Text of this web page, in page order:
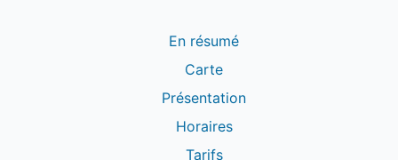
En résumé
Carte
Présentation
Horaires
Tarifs